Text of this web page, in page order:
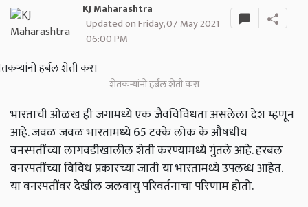
KJ Maharashtra
Updated on Friday, 07 May 2021
06:00 PM
शेतकऱ्यांनो हर्बल शेती करा
भारताची ओळख ही जगामध्ये एक जैवविविधता असलेला देश म्हणून
आहे. जवळ जवळ भारतामध्ये 65 टक्के लोक के औषधीय
वनस्पतींच्या लागवडीखालील शेती करण्यामध्ये गुंतले आहे. हरबल
वनस्पतींच्या विविध प्रकारच्या जाती या भारतामध्ये उपलब्ध आहेत.
या वनस्पतींवर देखील जलवायु परिवर्तनाचा परिणाम होतो.